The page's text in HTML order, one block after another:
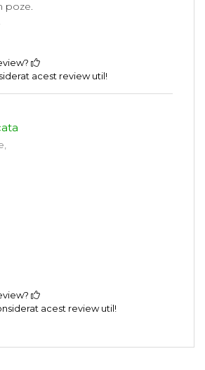
poze.
acest review util!
acest review util!